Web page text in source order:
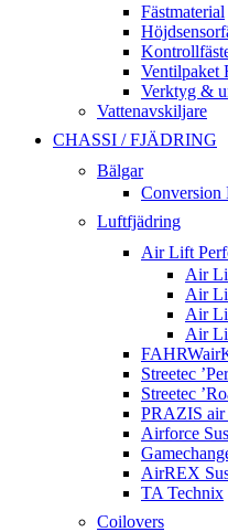
Fästmaterial
Ventilpaket
Verktyg &
Vattenavskiljare
CHASSI / FJÄDRING
Bälgar
Conversion
Luftfjädring
Air Lift
Air
Air
Air
Air
Streetec
Streetec
PRAZIS air
Airforce
AirREX
TA Technix
Coilovers